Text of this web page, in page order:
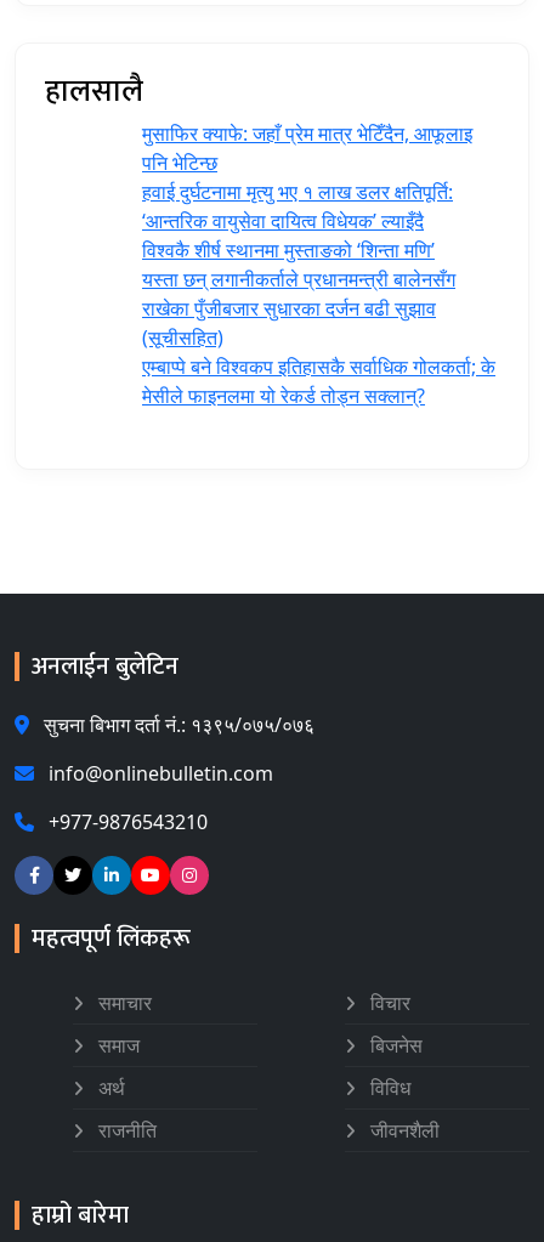
हालसालै
मुसाफिर क्याफे: जहाँ प्रेम मात्र भेटिँदैन, आफूलाइ
पनि भेटिन्छ
हवाई दुर्घटनामा मृत्यु भए १ लाख डलर क्षतिपूर्ति:
‘आन्तरिक वायुसेवा दायित्व विधेयक’ ल्याइँदै
विश्वकै शीर्ष स्थानमा मुस्ताङको ‘शिन्ता मणि’
यस्ता छन् लगानीकर्ताले प्रधानमन्त्री ‍बालेनसँग
राखेका पुँजीबजार सुधारका दर्जन बढी सुझाव
(सूचीसहित)
एम्बाप्पे बने विश्वकप इतिहासकै सर्वाधिक गोलकर्ता; के
मेसीले फाइनलमा यो रेकर्ड तोड्न सक्लान्?
अनलाईन बुलेटिन
सुचना बिभाग दर्ता नं.: १३९५/०७५/०७६
info@onlinebulletin.com
+977-9876543210
महत्वपूर्ण लिंकहरू
समाचार
समाज
अर्थ
राजनीति
विचार
बिजनेस
विविध
जीवनशैली
हाम्रो बारेमा